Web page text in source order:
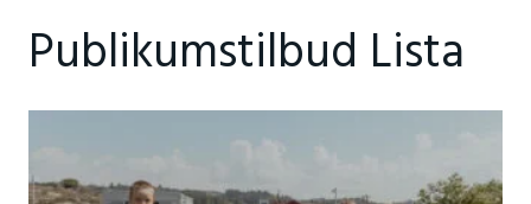
Publikumstilbud Lista